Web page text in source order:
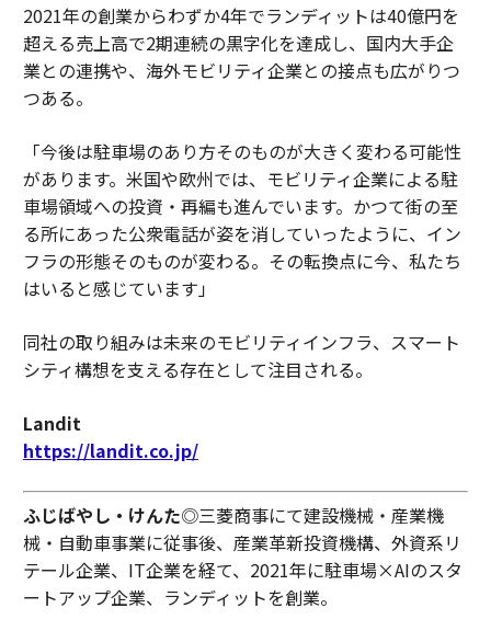
2021年の創業からわずか4年でランディットは40億円を
超える売上高で2期連続の黒字化を達成し、国内大手企
業との連携や、海外モビリティ企業との接点も広がりつ
つある。
「今後は駐車場のあり方そのものが大きく変わる可能性
があります。米国や欧州では、モビリティ企業による駐
車場領域への投資・再編も進んでいます。かつて街の至
る所にあった公衆電話が姿を消していったように、イン
フラの形態そのものが変わる。その転換点に今、私たち
はいると感じています」
同社の取り組みは未来のモビリティインフラ、スマート
シティ構想を支える存在として注目される。
Landit
https://landit.co.jp/
ふじばやし・けんた◎三菱商事にて建設機械・産業機
械・自動車事業に従事後、産業革新投資機構、外資系リ
テール企業、IT企業を経て、2021年に駐車場×AIのスタ
ートアップ企業、ランディットを創業。